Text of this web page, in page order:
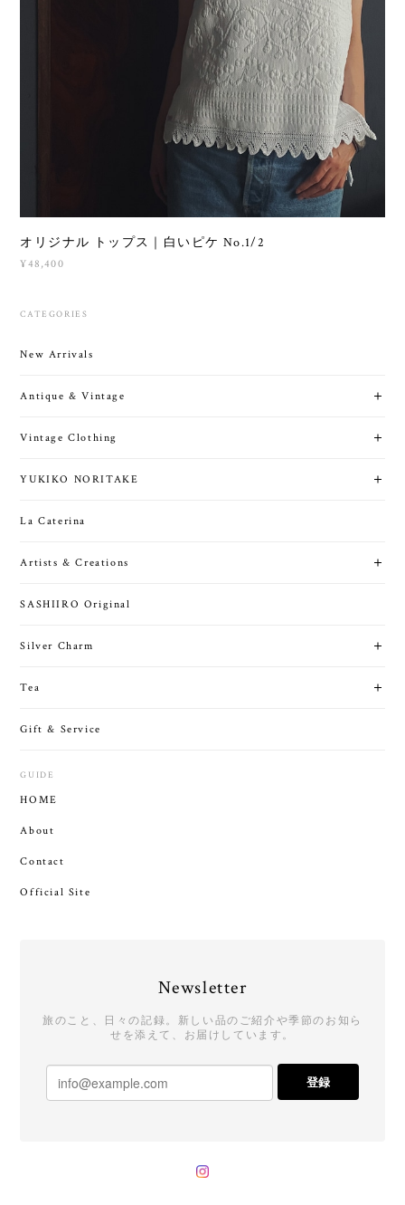
オリジナル トップス｜白いピケ No.1/2
¥48,400
CATEGORIES
New Arrivals
Antique & Vintage
Vintage Clothing
YUKIKO NORITAKE
La Caterina
Artists & Creations
SASHIIRO Original
Silver Charm
Tea
Gift & Service
GUIDE
HOME
About
Contact
Official Site
Newsletter
旅のこと、日々の記録。新しい品のご紹介や季節のお知ら
せを添えて、お届けしています。
登録